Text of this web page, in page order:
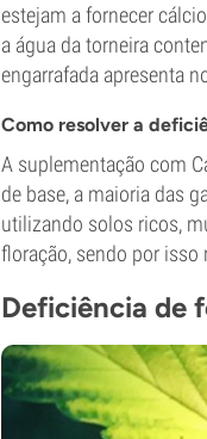
estejam a fornecer
a água da torneira
engarrafada apresenta
Como resolver a
A suplementação com
de base, a maioria das
utilizando solos ricos,
floração, sendo por
Deficiência de